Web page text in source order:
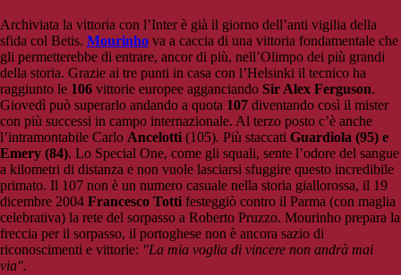
Archiviata la vittoria con l’Inter è già il giorno dell’anti vigilia della
sfida col Betis. Mourinho va a caccia di una vittoria fondamentale che
gli permetterebbe di entrare, ancor di più, nell’Olimpo dei più grandi
della storia. Grazie ai tre punti in casa con l’Helsinki il tecnico ha
raggiunto le 106 vittorie europee agganciando Sir Alex Ferguson.
Giovedì può superarlo andando a quota 107 diventando così il mister
con più successi in campo internazionale. Al terzo posto c’è anche
l’intramontabile Carlo Ancelotti (105). Più staccati Guardiola (95) e
Emery (84). Lo Special One, come gli squali, sente l’odore del sangue
a kilometri di distanza e non vuole lasciarsi sfuggire questo incredibile
primato. Il 107 non è un numero casuale nella storia giallorossa, il 19
dicembre 2004 Francesco Totti festeggiò contro il Parma (con maglia
celebrativa) la rete del sorpasso a Roberto Pruzzo. Mourinho prepara la
freccia per il sorpasso, il portoghese non è ancora sazio di
riconoscimenti e vittorie: "La mia voglia di vincere non andrà mai
via".